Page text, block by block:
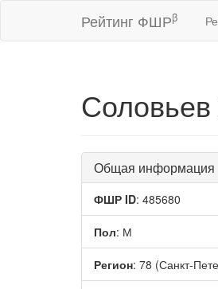
Рейтинг ФШРβ
Общая информация
ФШР ID: 485680
Пол: М
Регион: 78 (Санкт-